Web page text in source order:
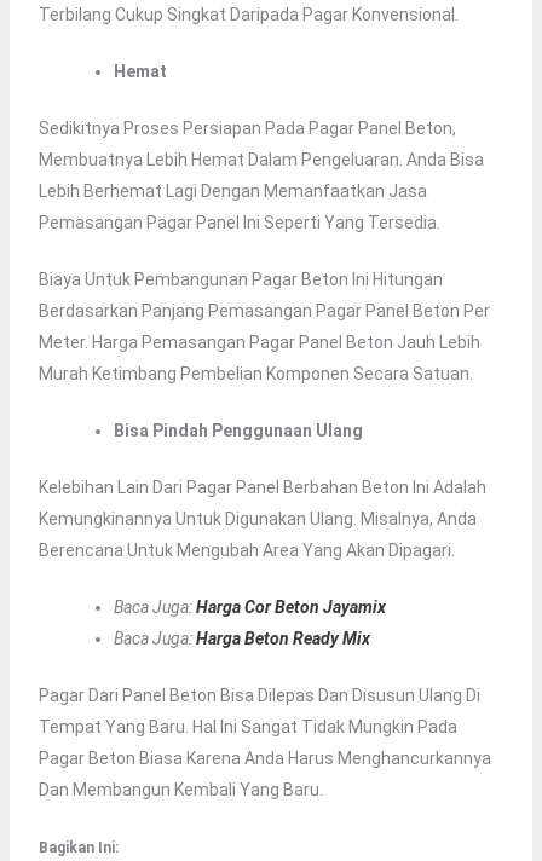
Terbilang Cukup Singkat Daripada Pagar Konvensional.
Hemat
Sedikitnya Proses Persiapan Pada Pagar Panel Beton,
Membuatnya Lebih Hemat Dalam Pengeluaran. Anda Bisa
Lebih Berhemat Lagi Dengan Memanfaatkan Jasa
Pemasangan Pagar Panel Ini Seperti Yang Tersedia.
Biaya Untuk Pembangunan Pagar Beton Ini Hitungan
Berdasarkan Panjang Pemasangan Pagar Panel Beton Per
Meter. Harga Pemasangan Pagar Panel Beton Jauh Lebih
Murah Ketimbang Pembelian Komponen Secara Satuan.
Bisa Pindah Penggunaan Ulang
Kelebihan Lain Dari Pagar Panel Berbahan Beton Ini Adalah
Kemungkinannya Untuk Digunakan Ulang. Misalnya, Anda
Berencana Untuk Mengubah Area Yang Akan Dipagari.
Baca Juga:Harga Cor Beton Jayamix
Baca Juga:Harga Beton Ready Mix
Pagar Dari Panel Beton Bisa Dilepas Dan Disusun Ulang Di
Tempat Yang Baru. Hal Ini Sangat Tidak Mungkin Pada
Pagar Beton Biasa Karena Anda Harus Menghancurkannya
Dan Membangun Kembali Yang Baru.
Bagikan Ini: